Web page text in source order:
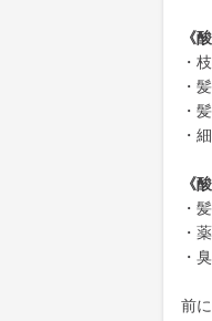
《
・
・
・
・
《
・
・
・
前